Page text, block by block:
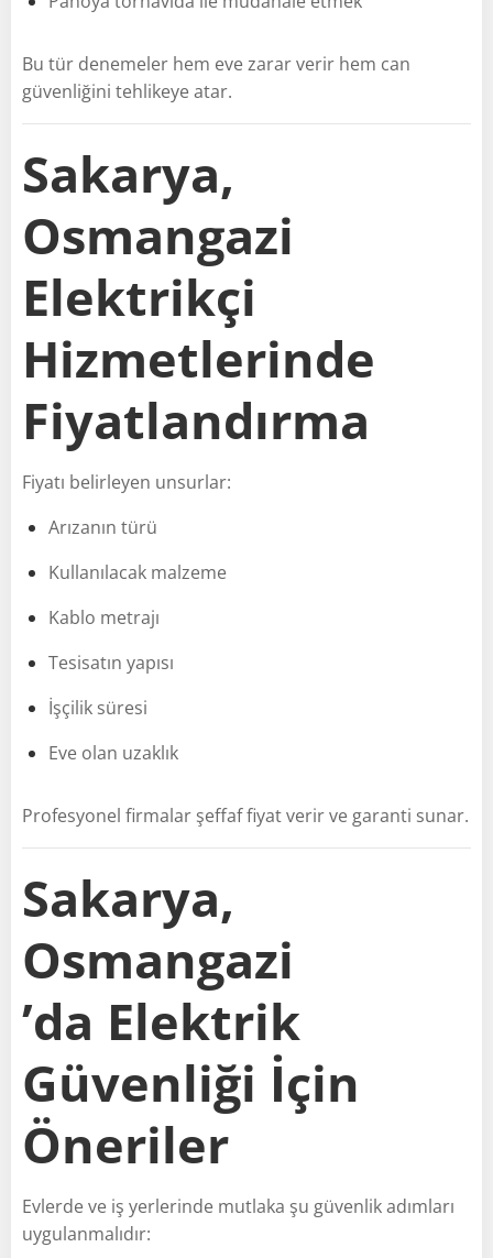
Bu tür denemeler hem eve zarar verir hem can
güvenliğini tehlikeye atar.
Sakarya,
Osmangazi
Elektrikçi
Hizmetlerinde
Fiyatlandırma
Fiyatı belirleyen unsurlar:
Arızanın türü
Kullanılacak malzeme
Kablo metrajı
Tesisatın yapısı
İşçilik süresi
Eve olan uzaklık
Profesyonel firmalar şeffaf fiyat verir ve garanti sunar.
Sakarya,
Osmangazi
’da Elektrik
Güvenliği İçin
Öneriler
Evlerde ve iş yerlerinde mutlaka şu güvenlik adımları
uygulanmalıdır: